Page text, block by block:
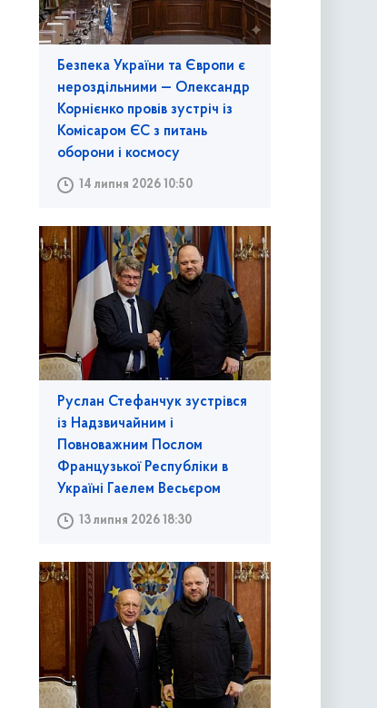
Безпека України та Європи є
нероздільними — Олександр
Корнієнко провів зустріч із
Комісаром ЄС з питань
оборони і космосу
14 липня 2026 10:50
Руслан Стефанчук зустрівся
із Надзвичайним і
Повноважним Послом
Французької Республіки в
Україні Гаелем Весьєром
13 липня 2026 18:30